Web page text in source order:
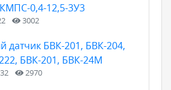
0,4-12,5-3У3
3002
датчик БВК-201, БВК-204,
БВК-201, БВК-24М
2970